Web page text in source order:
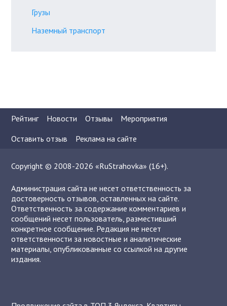
Грузы
Наземный транспорт
Рейтинг Новости Отзывы
Мероприятия
Оставить отзыв
Реклама на сайте
Copyright © 2008-2026 «RuStrahovka» (16+).
Администрация сайта не несет ответственность за
достоверность отзывов, оставленных на сайте.
Ответственность за содержание комментариев и
сообщений несет пользователь, разместивший
конкретное сообщение. Редакция не несет
ответственности за новостные и аналитические
материалы, опубликованные со ссылкой на другие
издания.